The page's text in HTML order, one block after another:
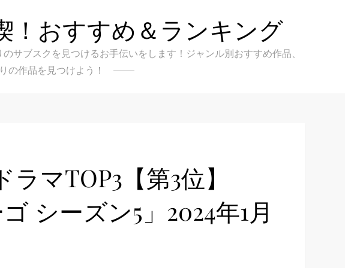
！おすすめ＆ランキング
ブスクを見つけるお手伝いをします！ジャンル別おすすめ作品、
の作品を見つけよう！
マTOP3【第3位】
シーズン5」2024年1月